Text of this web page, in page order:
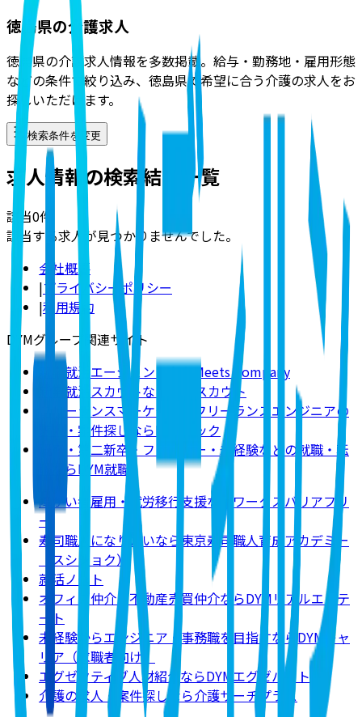
徳島県の介護求人
徳島県の介護求人情報を多数掲載。給与・勤務地・雇用形態
などの条件で絞り込み、徳島県で希望に合う介護の求人をお
探しいただけます。
検索条件を変更
求人情報の検索結果一覧
該当0件
該当する求人が見つかりませんでした。
会社概要
|プライバシーポリシー
|利用規約
DYMグループ関連サイト
新卒就活エージェントならMeets Company
新卒就活スカウトならDYMスカウト
フリーランスマーケター・フリーランスエンジニアの
求人・案件探しならDYMテック
既卒・第二新卒・フリーター・未経験などの就職・転
職ならDYM就職
障がい者雇用・就労移行支援ならワークスバリアフリ
ー
寿司職人になりたいなら東京寿司職人育成アカデミー
（スシショク）
就活ノート
オフィス仲介・不動産売買仲介ならDYMリアルエステ
ート
未経験からエンジニア・事務職を目指すならDYMキャ
リア（求職者向け）
エグゼクティブ人材紹介ならDYMエグゼパート
介護の求人・案件探しなら介護サーチプラス